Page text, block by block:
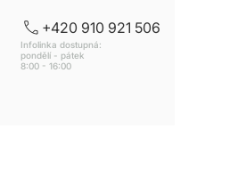
+420 910 921 506
Infolinka dostupná:
pondělí - pátek
8:00 - 16:00